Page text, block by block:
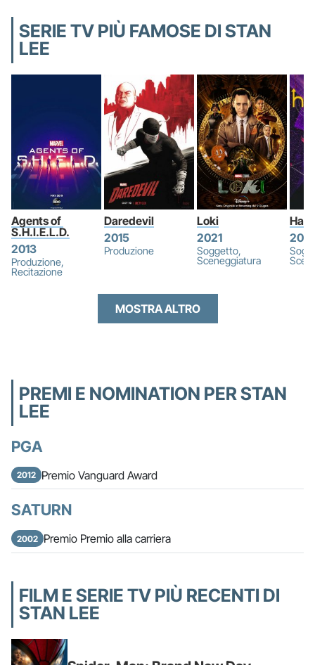
SERIE TV PIÙ FAMOSE DI STAN
LEE
Agents of
S.H.I.E.L.D.
2013
Produzione,
Recitazione
Daredevil
2015
Produzione
Loki
2021
Soggetto,
Sceneggiatura
2021
MOSTRA ALTRO
PREMI E NOMINATION PER STAN
LEE
PGA
2012 Premio Vanguard Award
SATURN
2002 Premio Premio alla carriera
FILM E SERIE TV PIÙ RECENTI DI
STAN LEE